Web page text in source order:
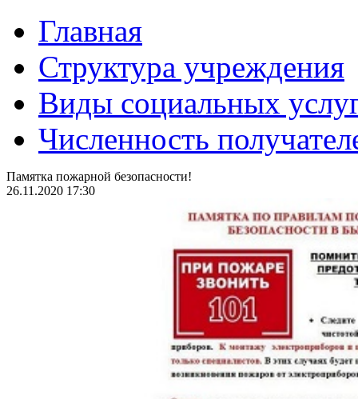
Главная
Структура учреждения
Виды социальных
Численность
Памятка пожарной безопасности!
26.11.2020 17:30